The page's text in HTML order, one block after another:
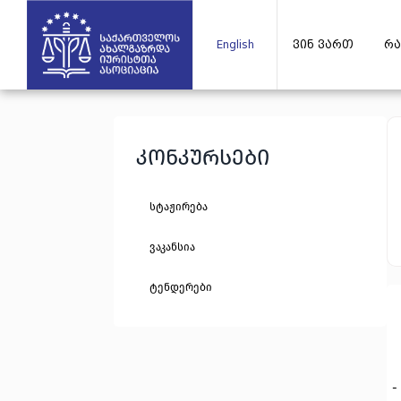
English ვინ ვართ
კონკურსები
სტაჟირება
ვაკანსია
ტენდერები
-